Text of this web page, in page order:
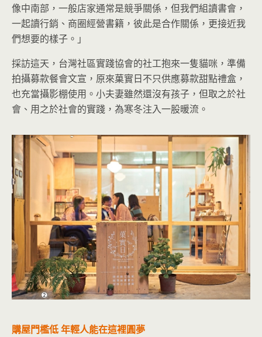
像中南部，一般店家通常是競爭關係，但我們組讀書會，
一起讀行銷、商圈經營書籍，彼此是合作關係，更接近我
們想要的樣子。」
採訪這天，台灣社區實踐協會的社工抱來一隻貓咪，準備
拍攝募款餐會文宣，原來菓實日不只供應募款甜點禮盒，
也充當攝影棚使用。小夫妻雖然還沒有孩子，但取之於社
會、用之於社會的實踐，為寒冬注入一股暖流。
購屋門檻低 年輕人能在這裡圓夢